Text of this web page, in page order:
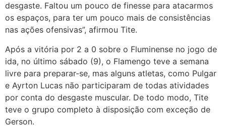
desgaste. Faltou um pouco de finesse para atacarmos
os espaços, para ter um pouco mais de consistências
nas ações ofensivas”, afirmou Tite.
Após a vitória por 2 a 0 sobre o Fluminense no jogo de
ida, no último sábado (9), o Flamengo teve a semana
livre para preparar-se, mas alguns atletas, como Pulgar
e Ayrton Lucas não participaram de todas atividades
por conta do desgaste muscular. De todo modo, Tite
teve o grupo completo à disposição com exceção de
Gerson.